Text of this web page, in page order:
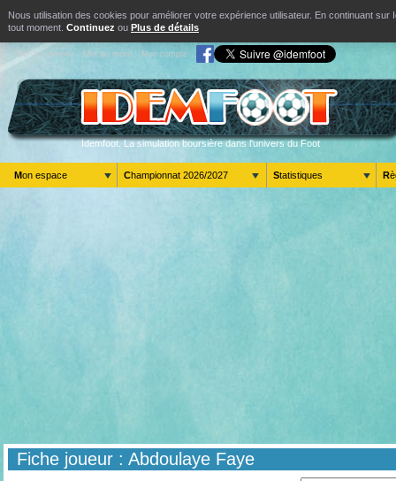
Nous utilisation des cookies pour améliorer votre expérience utilisateur. En continuant
tout moment. Continuez ou Plus de détails
Aller au contenu Aller au menu Mon compte
Idemfoot. La simulation boursière dans l'univers du Foot
Mon espace Championnat 2026/2027 Statistiques
Fiche joueur : Abdoulaye Faye